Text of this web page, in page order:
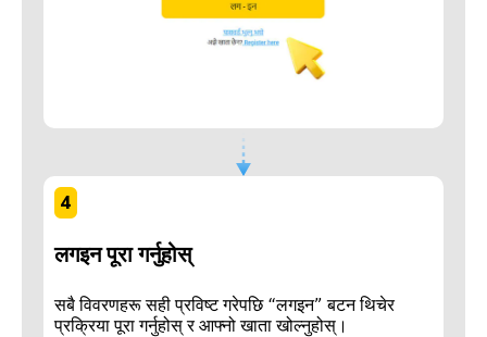
4
लगइन पूरा गर्नुहोस्
सबै विवरणहरू सही प्रविष्ट गरेपछि “लगइन” बटन थिचेर
प्रक्रिया पूरा गर्नुहोस् र आफ्नो खाता खोल्नुहोस्।